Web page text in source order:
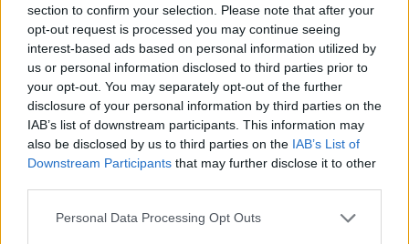
section to confirm your selection. Please note that after your
opt-out request is processed you may continue seeing
interest-based ads based on personal information utilized by
us or personal information disclosed to third parties prior to
your opt-out. You may separately opt-out of the further
disclosure of your personal information by third parties on the
IAB’s list of downstream participants. This information may
also be disclosed by us to third parties on the IAB’s List of
Downstream Participants that may further disclose it to other
Personal Data Processing Opt Outs
Székelyhon
Életét vesztette két halász,
akiket villámcsapás ért a
Maros partján – frissítve
Székely Sport
Corbu góljától hangos a
román és a magyar sajtó,
válogatott meghívót